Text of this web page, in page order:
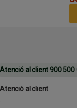
Atenció al client 900 500
Atenció al client